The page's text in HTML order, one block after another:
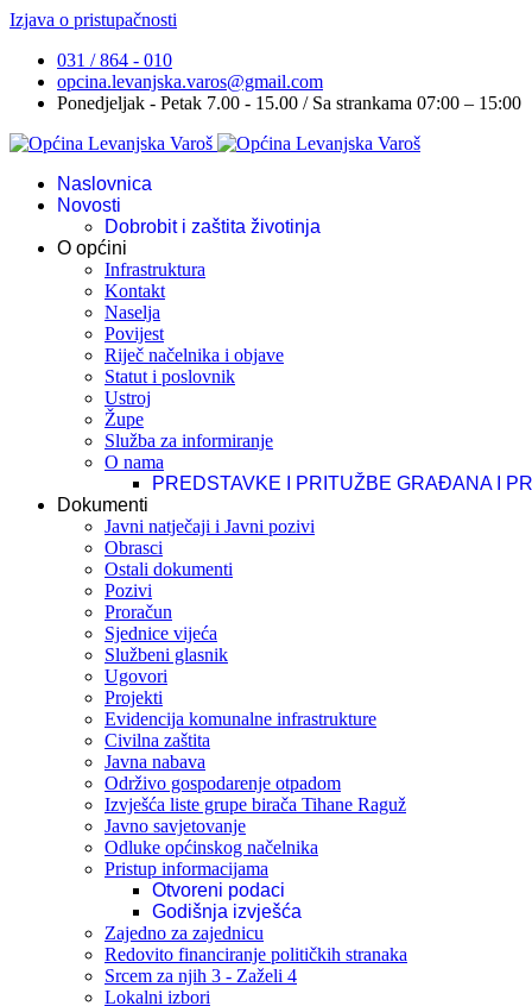
Izjava o pristupačnosti
031 / 864 - 010
opcina.levanjska.varos@gmail.com
Ponedjeljak - Petak 7.00 - 15.00 / Sa strankama 07:00 – 15:00
Naslovnica
Novosti
Dobrobit i zaštita životinja
O općini
Infrastruktura
Kontakt
Naselja
Povijest
Riječ načelnika i objave
Statut i poslovnik
Ustroj
Župe
Služba za informiranje
O nama
PREDSTAVKE I PRITUŽBE GRAĐANA I
Dokumenti
Javni natječaji i Javni pozivi
Obrasci
Ostali dokumenti
Pozivi
Proračun
Sjednice vijeća
Službeni glasnik
Ugovori
Projekti
Evidencija komunalne infrastrukture
Civilna zaštita
Javna nabava
Održivo gospodarenje otpadom
Izvješća liste grupe birača Tihane Raguž
Javno savjetovanje
Odluke općinskog načelnika
Pristup informacijama
Otvoreni podaci
Godišnja izvješća
Zajedno za zajednicu
Redovito financiranje političkih stranaka
Srcem za njih 3 - Zaželi 4
Lokalni izbori